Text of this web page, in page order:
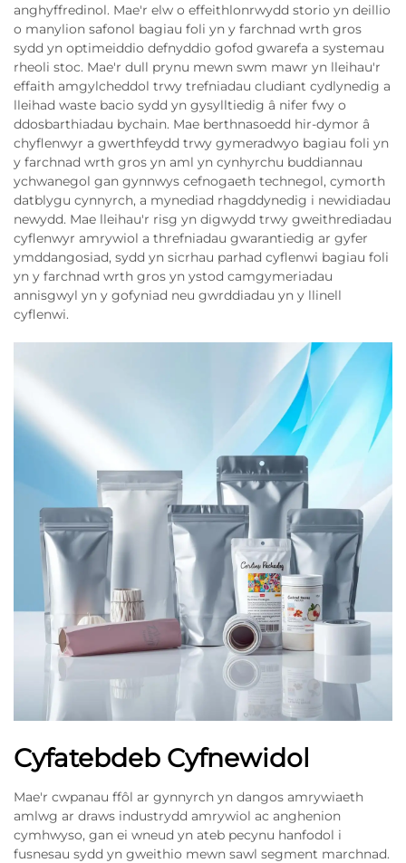
anghyffredinol. Mae'r elw o effeithlonrwydd storio yn deillio
o manylion safonol bagiau foli yn y farchnad wrth gros
sydd yn optimeiddio defnyddio gofod gwarefa a systemau
rheoli stoc. Mae'r dull prynu mewn swm mawr yn lleihau'r
effaith amgylcheddol trwy trefniadau cludiant cydlynedig a
lleihad waste bacio sydd yn gysylltiedig â nifer fwy o
ddosbarthiadau bychain. Mae berthnasoedd hir-dymor â
chyflenwyr a gwerthfeydd trwy gymeradwyo bagiau foli yn
y farchnad wrth gros yn aml yn cynhyrchu buddiannau
ychwanegol gan gynnwys cefnogaeth technegol, cymorth
datblygu cynnyrch, a mynediad rhagddynedig i newidiadau
newydd. Mae lleihau'r risg yn digwydd trwy gweithrediadau
cyflenwyr amrywiol a threfniadau gwarantiedig ar gyfer
ymddangosiad, sydd yn sicrhau parhad cyflenwi bagiau foli
yn y farchnad wrth gros yn ystod camgymeriadau
annisgwyl yn y gofyniad neu gwrddiadau yn y llinell
cyflenwi.
Cyfatebdeb Cyfnewidol
Mae'r cwpanau ffôl ar gynnyrch yn dangos amrywiaeth
amlwg ar draws industrydd amrywiol ac anghenion
cymhwyso, gan ei wneud yn ateb pecynu hanfodol i
fusnesau sydd yn gweithio mewn sawl segment marchnad.